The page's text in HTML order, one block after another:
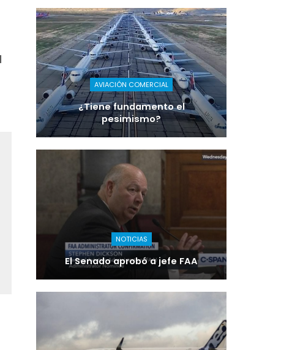
AVIACIÓN COMERCIAL
¿Tiene fundamento el
pesimismo?
NOTICIAS
El Senado aprobó a jefe FAA